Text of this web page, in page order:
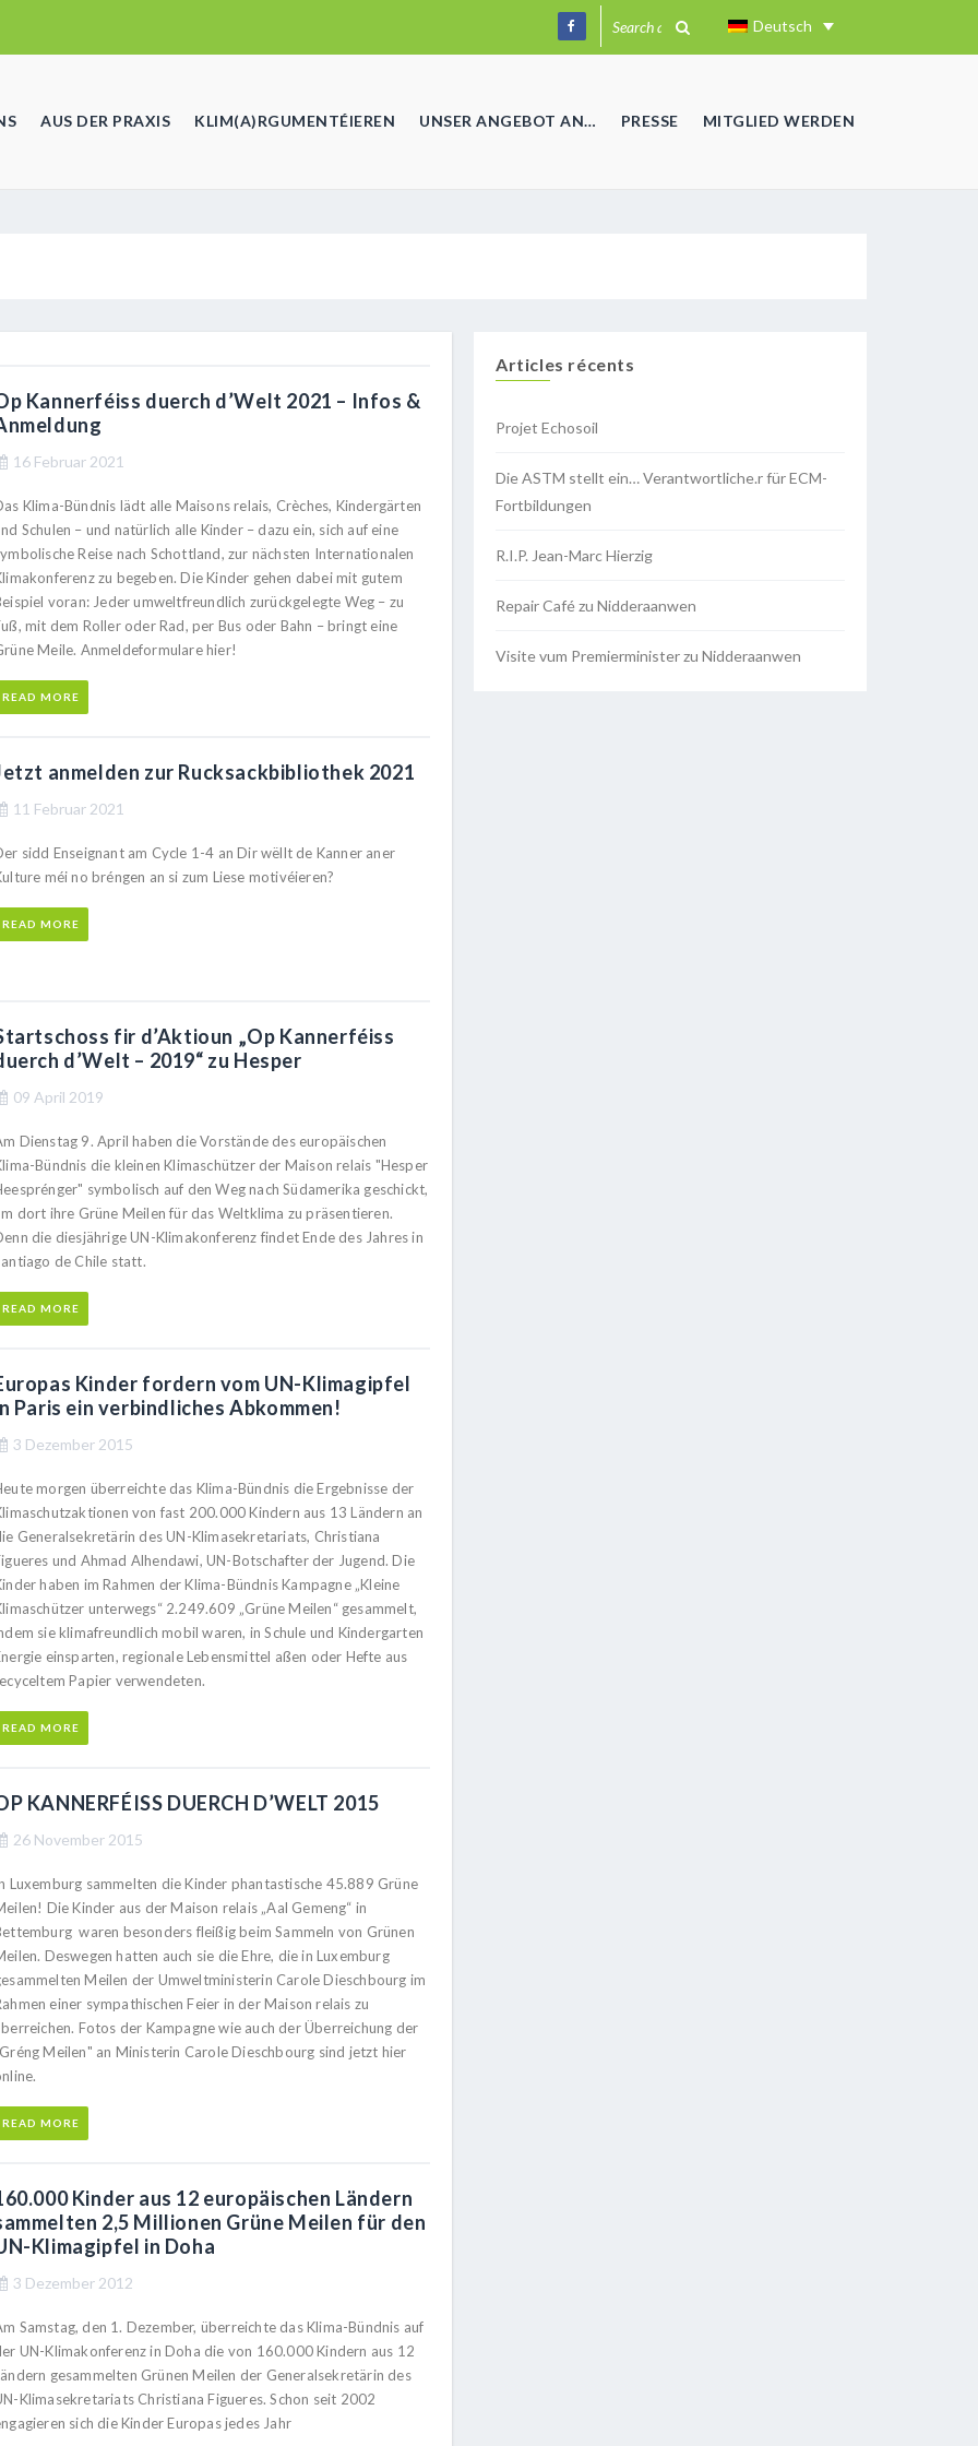
Deutsch
AUS DER PRAXIS KLIM(A)RGUMENTÉIEREN UNSER ANGEBOT AN… PRESSE MITGLIED WERDEN
Kannerféiss duerch d’Welt 2021 – Infos &
16 Februar 2021
Klima-Bündnis lädt alle Maisons relais, Crèches, Kindergärten
Schulen – und natürlich alle Kinder – dazu ein, sich auf eine
Reise nach Schottland, zur nächsten Internationalen
zu begeben. Die Kinder gehen dabei mit gutem
voran: Jeder umweltfreundlich zurückgelegte Weg – zu
mit dem Roller oder Rad, per Bus oder Bahn – bringt eine
Meile. Anmeldeformulare hier!
READ MORE
anmelden zur Rucksackbibliothek 2021
11 Februar 2021
sidd Enseignant am Cycle 1-4 an Dir wëllt de Kanner aner
méi no bréngen an si zum Liese motivéieren?
READ MORE
fir d’Aktioun „Op Kannerféiss
d’Welt – 2019“ zu Hesper
09 April 2019
Dienstag 9. April haben die Vorstände des europäischen
Bündnis die kleinen Klimaschützer der Maison relais "Hesper
symbolisch auf den Weg nach Südamerika geschickt,
dort ihre Grüne Meilen für das Weltklima zu präsentieren.
die diesjährige UN-Klimakonferenz findet Ende des Jahres in
de Chile statt.
READ MORE
Kinder fordern vom UN-Klimagipfel
Paris ein verbindliches Abkommen!
3 Dezember 2015
morgen überreichte das Klima-Bündnis die Ergebnisse der
von fast 200.000 Kindern aus 13 Ländern an
Generalsekretärin des UN-Klimasekretariats, Christiana
und Ahmad Alhendawi, UN-Botschafter der Jugend. Die
haben im Rahmen der Klima-Bündnis Kampagne „Kleine
unterwegs“ 2.249.609 „Grüne Meilen“ gesammelt,
sie klimafreundlich mobil waren, in Schule und Kindergarten
einsparten, regionale Lebensmittel aßen oder Hefte aus
Papier verwendeten.
READ MORE
KANNERFÉISS DUERCH D’WELT 2015
26 November 2015
Luxemburg sammelten die Kinder phantastische 45.889 Grüne
Die Kinder aus der Maison relais „Aal Gemeng“ in
waren besonders fleißig beim Sammeln von Grünen
Deswegen hatten auch sie die Ehre, die in Luxemburg
Meilen der Umweltministerin Carole Dieschbourg im
einer sympathischen Feier in der Maison relais zu
Fotos der Kampagne wie auch der Überreichung der
Meilen" an Ministerin Carole Dieschbourg sind jetzt hier
READ MORE
Kinder aus 12 europäischen Ländern
2,5 Millionen Grüne Meilen für den
Klimagipfel in Doha
3 Dezember 2012
Samstag, den 1. Dezember, überreichte das Klima-Bündnis auf
UN-Klimakonferenz in Doha die von 160.000 Kindern aus 12
gesammelten Grünen Meilen der Generalsekretärin des
Klimasekretariats Christiana Figueres. Schon seit 2002
sich die Kinder Europas jedes Jahr
Articles récents
Projet Echosoil
Die ASTM stellt ein… Verantwortliche.r für ECM-
Fortbildungen
R.I.P. Jean-Marc Hierzig
Repair Café zu Nidderaanwen
Visite vum Premierminister zu Nidderaanwen